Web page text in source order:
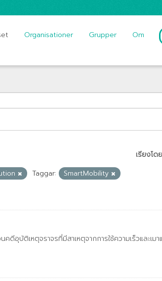
Organisationer Grupper Om
เรียงโดย
Taggar:
SmartMobility
ดีอุบัติเหตุจราจรที่มีสาเหตุจากการใช้ความเร็วและเ